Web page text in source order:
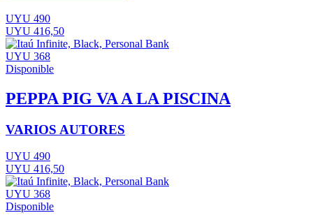
UYU 490
UYU 416,50
UYU 368
Disponible
PEPPA PIG VA A LA PISCINA
VARIOS AUTORES
UYU 490
UYU 416,50
UYU 368
Disponible